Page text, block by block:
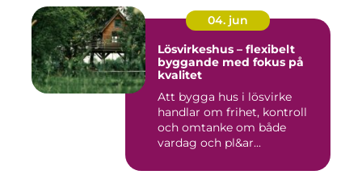
04. jun
Lösvirkeshus – flexibelt
byggande med fokus på
kvalitet
Att bygga hus i lösvirke
handlar om frihet, kontroll
och omtanke om både
vardag och pl&ar...